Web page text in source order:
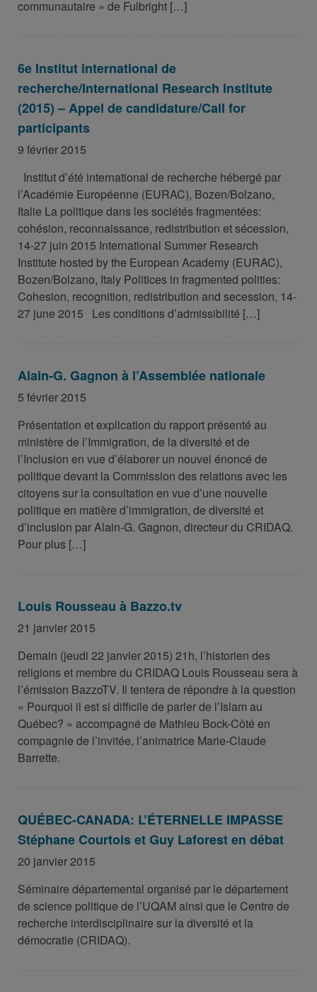
communautaire » de Fulbright […]
6e Institut international de
recherche/International Research Institute
(2015) – Appel de candidature/Call for
participants
9 février 2015
Institut d’été international de recherche hébergé par
l’Académie Européenne (EURAC), Bozen/Bolzano,
Italie La politique dans les sociétés fragmentées:
cohésion, reconnaissance, redistribution et sécession,
14-27 juin 2015 International Summer Research
Institute hosted by the European Academy (EURAC),
Bozen/Bolzano, Italy Politices in fragmented polities:
Cohesion, recognition, redistribution and secession, 14-
27 june 2015 Les conditions d’admissibilité […]
Alain-G. Gagnon à l’Assemblée nationale
5 février 2015
Présentation et explication du rapport présenté au
ministère de l’Immigration, de la diversité et de
l’Inclusion en vue d’élaborer un nouvel énoncé de
politique devant la Commission des relations avec les
citoyens sur la consultation en vue d’une nouvelle
politique en matière d’immigration, de diversité et
d’inclusion par Alain-G. Gagnon, directeur du CRIDAQ.
Pour plus […]
Louis Rousseau à Bazzo.tv
21 janvier 2015
Demain (jeudi 22 janvier 2015) 21h, l’historien des
religions et membre du CRIDAQ Louis Rousseau sera à
l’émission BazzoTV. Il tentera de répondre à la question
« Pourquoi il est si difficile de parler de l’Islam au
Québec? » accompagné de Mathieu Bock-Côté en
compagnie de l’invitée, l’animatrice Marie-Claude
Barrette.
QUÉBEC-CANADA: L’ÉTERNELLE IMPASSE
Stéphane Courtois et Guy Laforest en débat
20 janvier 2015
Séminaire départemental organisé par le département
de science politique de l’UQAM ainsi que le Centre de
recherche interdisciplinaire sur la diversité et la
démocratie (CRIDAQ).